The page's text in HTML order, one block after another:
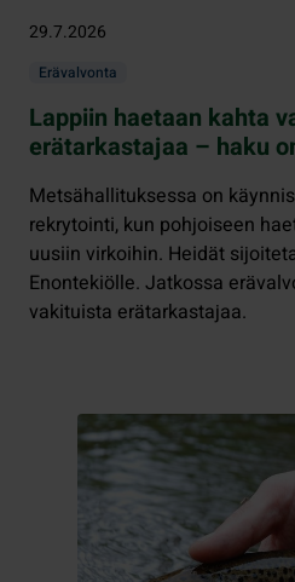
29.7.2026
Erävalvonta
Lappiin haetaan kahta
erätarkastajaa – haku
Metsähallituksessa on
rekrytointi, kun pohjoiseen
uusiin virkoihin. Heidät
Enontekiölle. Jatkossa
vakituista erätarkastajaa.